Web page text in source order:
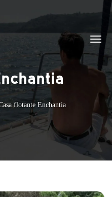
flotante Enchantia